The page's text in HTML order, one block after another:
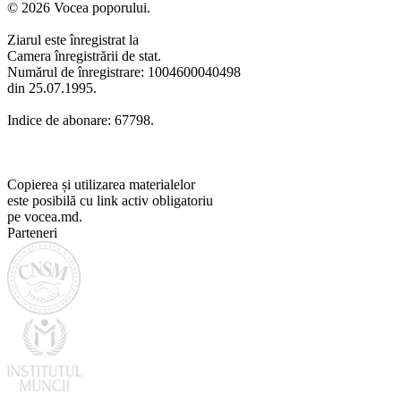
© 2026 Vocea poporului.
Ziarul este înregistrat la
Camera înregistrării de stat.
Numărul de înregistrare: 1004600040498
din 25.07.1995.
Indice de abonare: 67798.
Copierea și utilizarea materialelor
este posibilă cu link activ obligatoriu
pe vocea.md.
Parteneri